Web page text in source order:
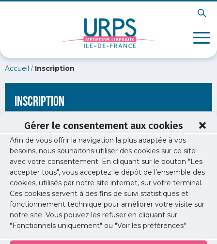
Gérer le consentement aux cookies
Afin de vous offrir la navigation la plus adaptée à vos
besoins, nous souhaitons utiliser des cookies sur ce site
avec votre consentement. En cliquant sur le bouton "Les
accepter tous", vous acceptez le dépôt de l’ensemble des
cookies, utilisés par notre site internet, sur votre terminal.
Ces cookies servent à des fins de suivi statistiques et
fonctionnement technique pour améliorer votre visite sur
notre site. Vous pouvez les refuser en cliquant sur
"Fonctionnels uniquement" ou "Voir les préférences"
Accueil / Inscription
Inscription
[wppb-register form_name="inscription"
redirect_url="https://www.urps-med-idf.org/les-12-14-le-
rendez-vous-des-acteurs-territoriaux-sur-lorganisation-des-
soins/"]